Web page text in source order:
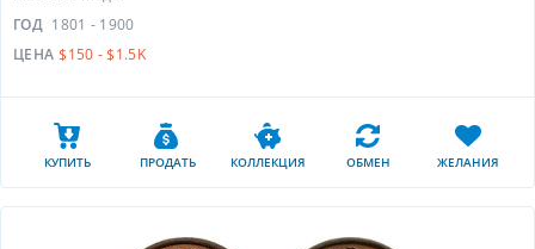
ГОД 1801 - 1900
ЦЕНА $150 - $1.5K
КУПИТЬ ПРОДАТЬ КОЛЛЕКЦИЯ ОБМЕН ЖЕЛАНИЯ